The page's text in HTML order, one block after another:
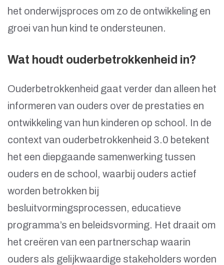
het onderwijsproces om zo de ontwikkeling en
groei van hun kind te ondersteunen.
Wat houdt ouderbetrokkenheid in?
Ouderbetrokkenheid gaat verder dan alleen het
informeren van ouders over de prestaties en
ontwikkeling van hun kinderen op school. In de
context van ouderbetrokkenheid 3.0 betekent
het een diepgaande samenwerking tussen
ouders en de school, waarbij ouders actief
worden betrokken bij
besluitvormingsprocessen, educatieve
programma’s en beleidsvorming. Het draait om
het creëren van een partnerschap waarin
ouders als gelijkwaardige stakeholders worden